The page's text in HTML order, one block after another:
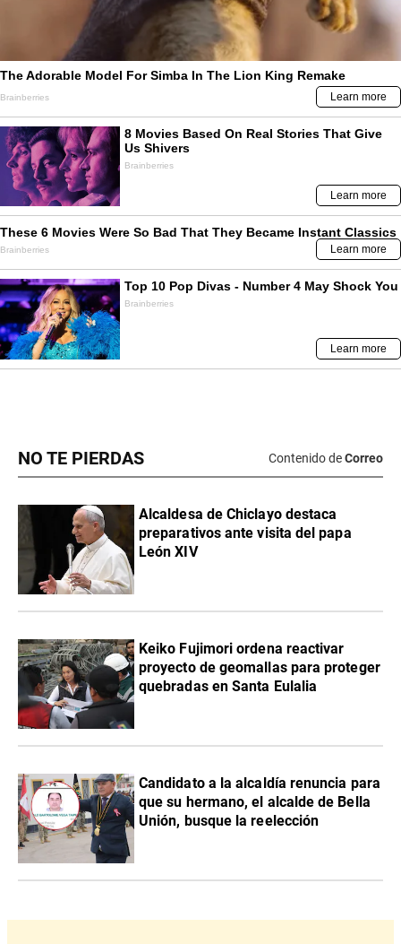
NO TE PIERDAS Contenido deCorreo
Alcaldesa de Chiclayo destaca
preparativos ante visita del papa
León XIV
Keiko Fujimori ordena reactivar
proyecto de geomallas para proteger
quebradas en Santa Eulalia
Candidato a la alcaldía renuncia para
que su hermano, el alcalde de Bella
Unión, busque la reelección